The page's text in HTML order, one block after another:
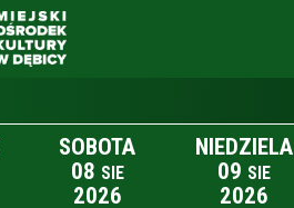
SOBOTA
08 SIE
2026
NIEDZIELA
09 SIE
2026